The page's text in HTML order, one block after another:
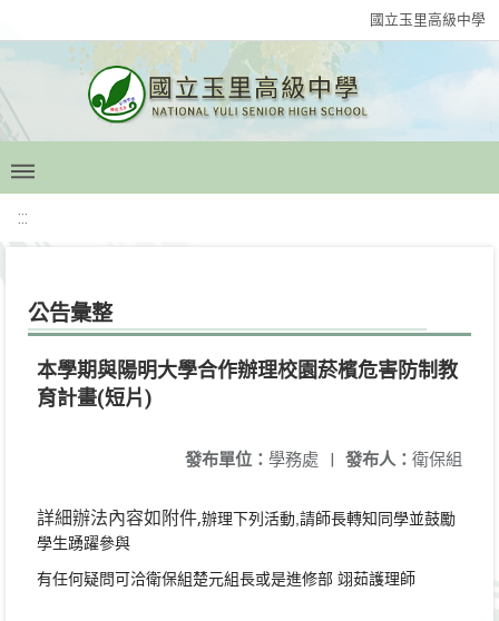
國立玉里高級中學
:::
公告彙整
本學期與陽明大學合作辦理校園菸檳危害防制教
育計畫(短片)
發布人： 衛保組
發布單位： 學務處 |
詳細辦法內容如附件,辦理下列活動 請師長轉知同學並鼓勵
學生踴躍參與
有任何疑問可洽衛保組楚元組長或是進修部 翊茹護理師